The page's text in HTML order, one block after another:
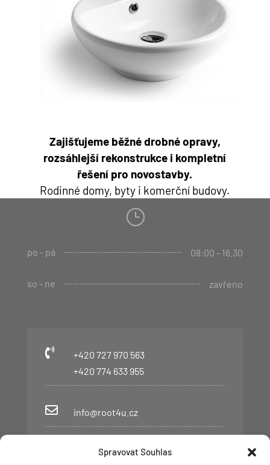
Spravovat Souhlas
Zajišťujeme běžné drobné opravy,
rozsáhlejší rekonstrukce i kompletní
řešení pro novostavby.
Rodinné domy, byty i komerční budovy.
}
po - pá 08:00 - 16.30
so - ne zavřeno

+420 727 970 563
+420 774 633 955
 info@root4u.cz
Palackého 650, Lomnice nad